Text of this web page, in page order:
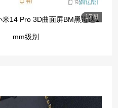
17图
米14 Pro 3D曲面屏BM黑边达1
mm级别